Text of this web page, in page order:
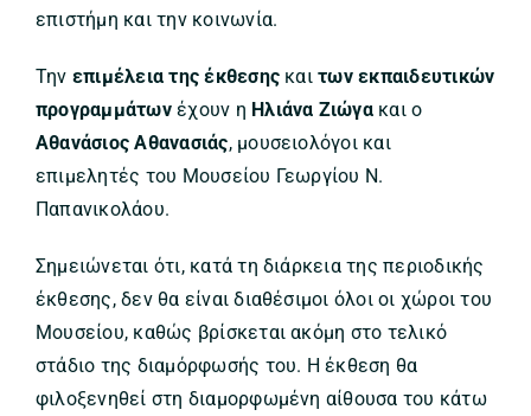
επιστήμη και την κοινωνία.
Την επιμέλεια της έκθεσης καιτων εκπαιδευτικών
προγραμμάτωνέχουν η Ηλιάνα Ζιώγακαι ο
Αθανάσιος Αθανασιάς, μουσειολόγοι και
επιμελητές του Μουσείου Γεωργίου Ν.
Παπανικολάου.
Σημειώνεται ότι, κατά τη διάρκεια της περιοδικής
έκθεσης, δεν θα είναι διαθέσιμοι όλοι οι χώροι του
Μουσείου, καθώς βρίσκεται ακόμη στο τελικό
στάδιο της διαμόρφωσής του. Η έκθεση θα
φιλοξενηθεί στη διαμορφωμένη αίθουσα του κάτω